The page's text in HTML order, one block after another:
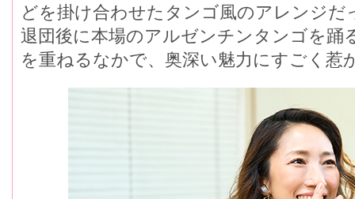
どを掛け合わせたタンゴ風のアレンジだ
退団後に本場のアルゼンチンタンゴを踊
を重ねるなかで、奥深い魅力にすごく惹